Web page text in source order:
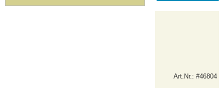
Art.Nr.: #46804